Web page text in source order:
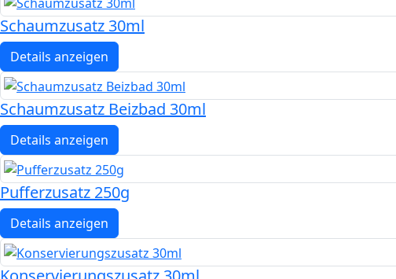
Schaumzusatz 30ml
Details anzeigen
Schaumzusatz Beizbad 30ml
Details anzeigen
Pufferzusatz 250g
Details anzeigen